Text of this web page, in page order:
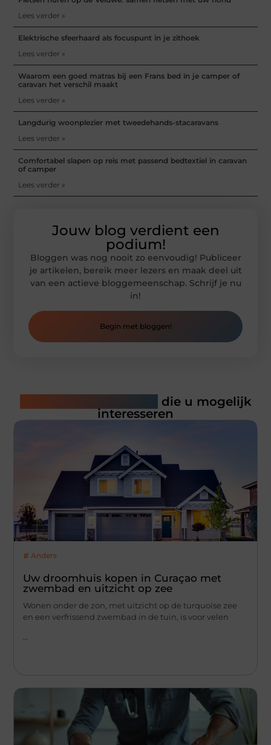
Lees verder »
Elektrische sfeerhaard als focuspunt in je zithoek
Lees verder »
Waarom een goed matras bij een Frans bed in je camper of
caravan het verschil maakt
Lees verder »
Langdurig woonplezier met tweedehands-stacaravans
Lees verder »
Comfortabel slapen op reis met passend bedtextiel in caravan
of camper
Lees verder »
Jouw blog verdient een
podium!
Bloggen was nog nooit zo eenvoudig! Publiceer
je artikelen, bereik meer lezers en maak deel uit
van een actieve bloggemeenschap. Schrijf je nu
in!
Begin met bloggen!
die u mogelijk
interesseren
Anders
Uw droomhuis kopen in Curaçao met
zwembad en uitzicht op zee
Wonen onder de zon, met uitzicht op de turquoise zee
en een verfrissend zwembad in de tuin, is voor velen
...